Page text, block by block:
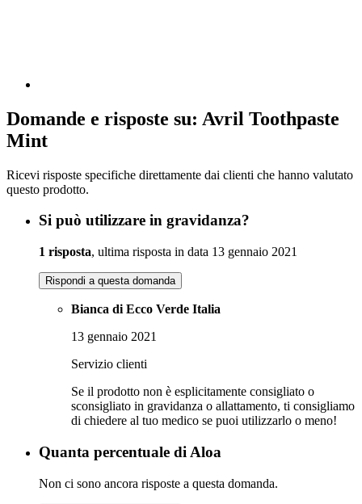
Domande e risposte su: Avril Toothpaste
Mint
Ricevi risposte specifiche direttamente dai clienti che hanno valutato
questo prodotto.
Si può utilizzare in gravidanza?
1 risposta, ultima risposta in data 13 gennaio 2021
Rispondi a questa domanda
Bianca di Ecco Verde Italia
13 gennaio 2021
Servizio clienti
Se il prodotto non è esplicitamente consigliato o
sconsigliato in gravidanza o allattamento, ti consigliamo
di chiedere al tuo medico se puoi utilizzarlo o meno!
Quanta percentuale di Aloa
Non ci sono ancora risposte a questa domanda.